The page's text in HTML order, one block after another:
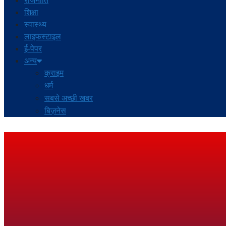
शिक्षा
स्वास्थ्य
लाइफस्टाइल
ई-पेपर
अन्य
क्राइम
धर्म
सबसे अच्छी खबर
बिज़नेस